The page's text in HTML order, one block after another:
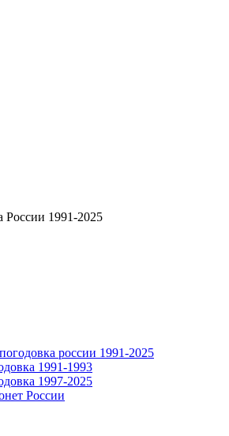
России 1991-2025
россии 1991-2025
1991-1993
1997-2025
России